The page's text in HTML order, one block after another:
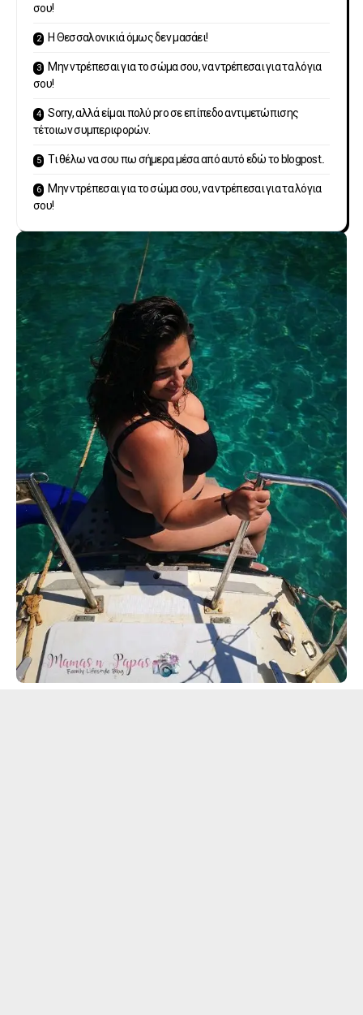
σου!
Η Θεσσαλονικιά όμως δεν μασάει!
Μην ντρέπεσαι για το σώμα σου, να ντρέπεσαι για τα λόγια
σου!
Sorry, αλλά είμαι πολύ pro σε επίπεδο αντιμετώπισης
τέτοιων συμπεριφορών.
Τι θέλω να σου πω σήμερα μέσα από αυτό εδώ το blogpost..
Μην ντρέπεσαι για το σώμα σου, να ντρέπεσαι για τα λόγια
σου!